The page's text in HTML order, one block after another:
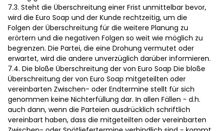
7.3. Steht die Überschreitung einer Frist unmittelbar bevor,
wird die Euro Soap und der Kunde rechtzeitig, um die
Folgen der Überschreitung für die weitere Planung zu
erörtern und die negativen Folgen so weit wie möglich zu
begrenzen. Die Partei, die eine Drohung vermutet oder
erwartet, wird die andere unverzüglich darüber informieren.
7.4. Die bloße Überschreitung der von Euro Soap Die bloße
Überschreitung der von Euro Soap mitgeteilten oder
vereinbarten Zwischen- oder Endtermine stellt für sich
genommen keine Nichterfüllung dar. In allen Fällen - d.h.
auch dann, wenn die Parteien ausdrücklich schriftlich
vereinbart haben, dass die mitgeteilten oder vereinbarten